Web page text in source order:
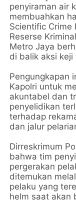
penyiraman air
membuahkan
Scientific Crime
Reserse
Metro Jaya
di balik aksi keji
Pengungkapan
Kapolri untuk
akuntabel dan
penyelidikan
terhadap
dan jalur
Dirreskrimum
bahwa tim
pergerakan
ditemukan
pelaku yang
helm saat akan